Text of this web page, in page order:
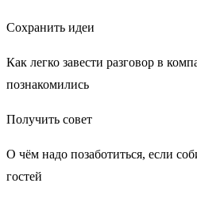
Сохранить идеи
Как легко завести разговор в
познакомились
Получить совет
О чём надо позаботиться, если
гостей